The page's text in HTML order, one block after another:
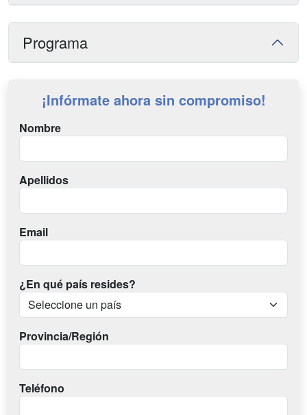
Programa
¡Infórmate ahora sin compromiso!
Nombre
Apellidos
Email
¿En qué país resides?
Provincia/Región
Teléfono